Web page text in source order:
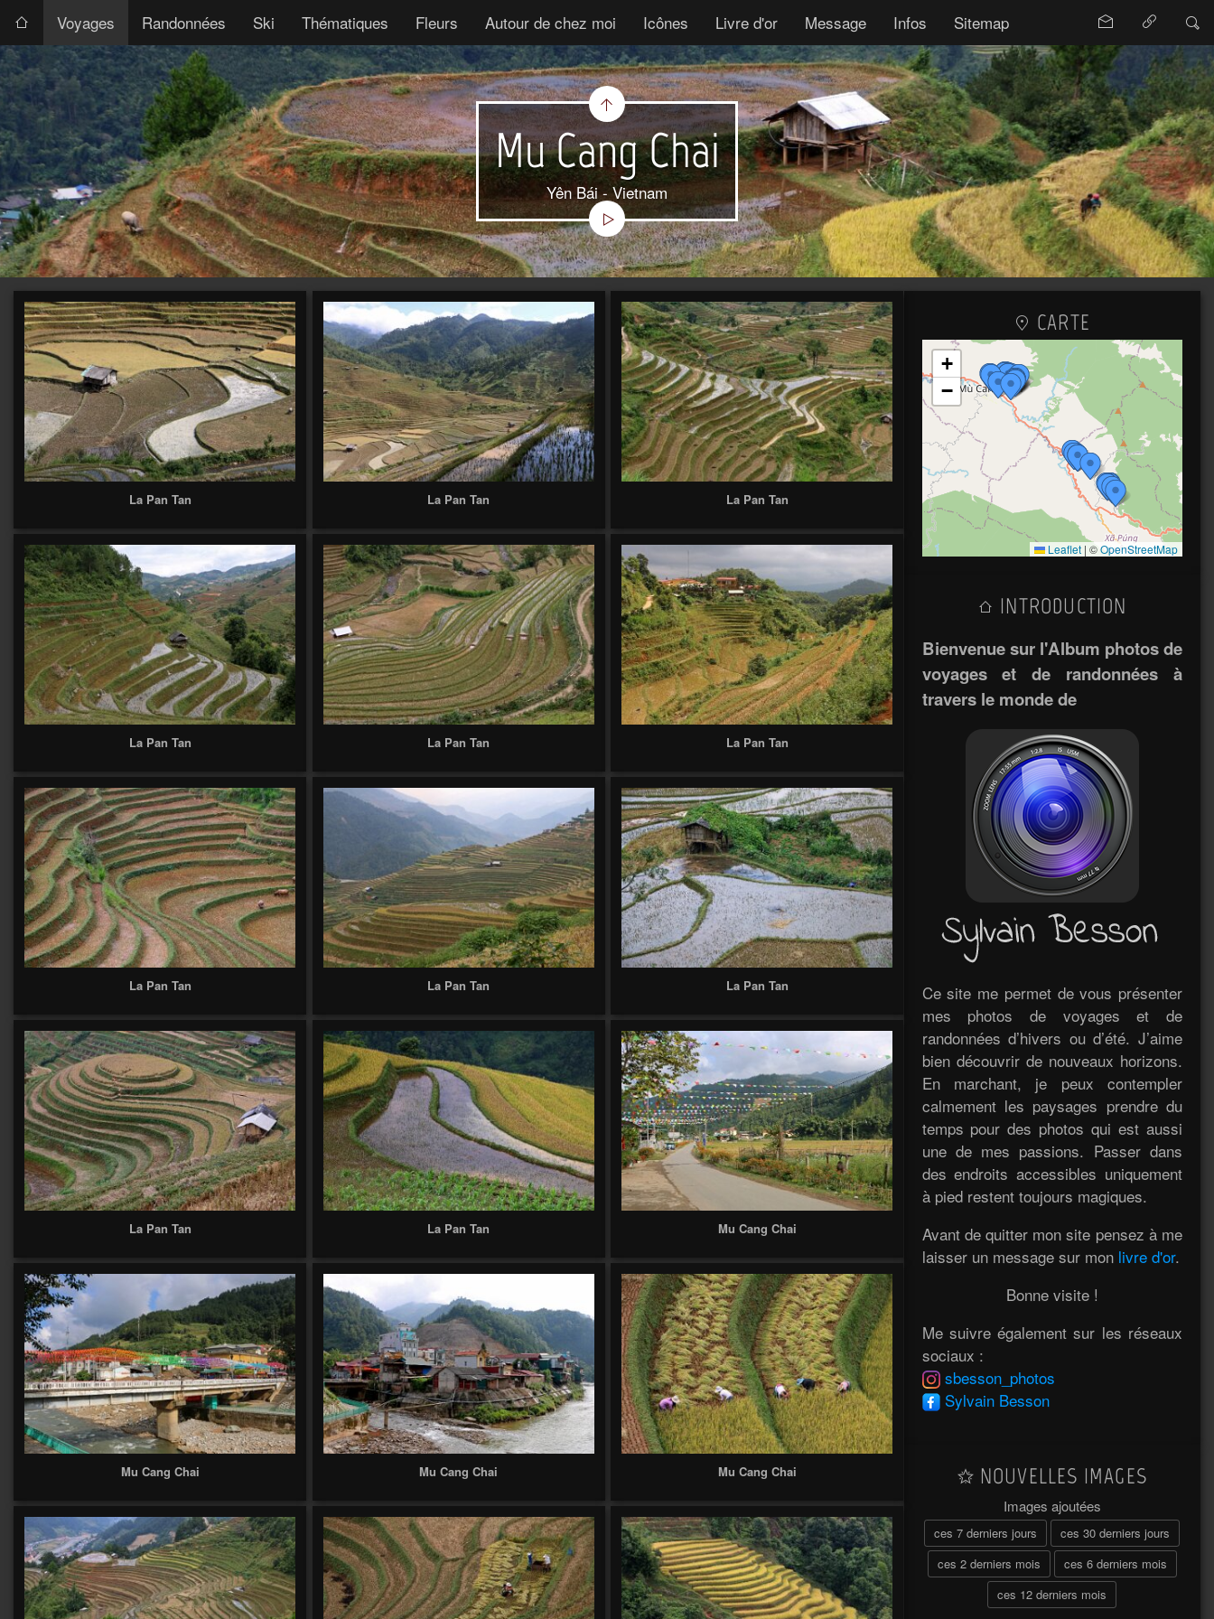
Voyages Randonnées Ski Thématiques Fleurs Autour de chez moi Icônes Livre d'or Message Infos Sitemap
Mu Cang Chai
Yên Bái - Vietnam
La Pan Tan La Pan Tan La Pan Tan
La Pan Tan La Pan Tan La Pan Tan
La Pan Tan La Pan Tan La Pan Tan
La Pan Tan La Pan Tan Mu Cang Chai
Mu Cang Chai Mu Cang Chai Mu Cang Chai
CARTE
+
−
Leaflet | ©OpenStreetMap
INTRODUCTION
Bienvenue sur l'Album photos de
voyages et de randonnées à
travers le monde de
Ce site me permet de vous présenter
mes photos de voyages et de
randonnées d’hivers ou d’été. J’aime
bien découvrir de nouveaux horizons.
En marchant, je peux contempler
calmement les paysages prendre du
temps pour des photos qui est aussi
une de mes passions. Passer dans
des endroits accessibles uniquement
à pied restent toujours magiques.
Avant de quitter mon site pensez à me
laisser un message sur mon livre d'or.
Bonne visite !
Me suivre également sur les réseaux
sociaux :
sbesson_photos
Sylvain Besson
NOUVELLES IMAGES
Images ajoutées
ces 7 derniers jours
ces 30 derniers jours
ces 2 derniers mois
ces 6 derniers mois
ces 12 derniers mois